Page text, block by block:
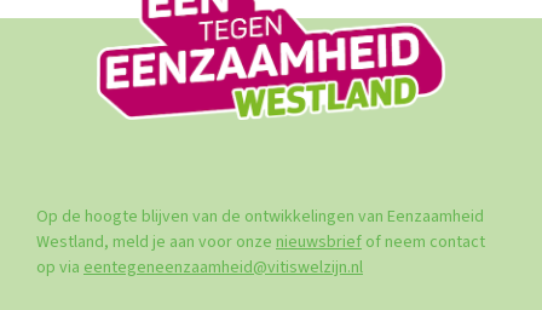
Op de hoogte blijven van de ontwikkelingen van Eenzaamheid
Westland, meld je aan voor onze nieuwsbrief of neem contact
op via eentegeneenzaamheid@vitiswelzijn.nl